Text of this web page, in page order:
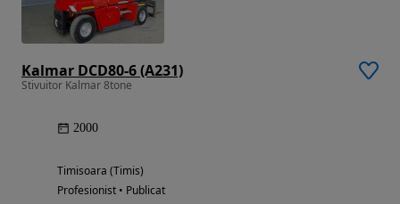
Kalmar DCD80-6 (A231)
Stivuitor Kalmar 8tone
2000
Timisoara (Timis)
Profesionist • Publicat